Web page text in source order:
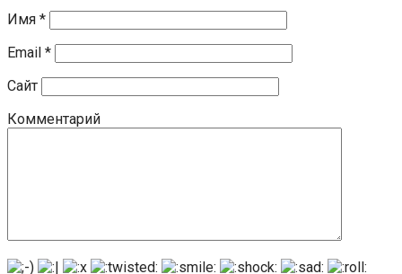
Имя *
Email *
Сайт
Комментарий